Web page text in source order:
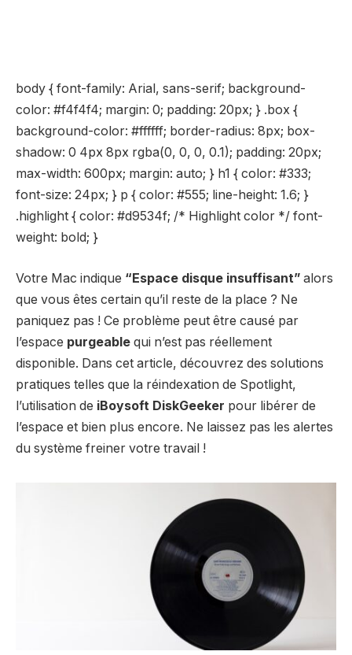
body { font-family: Arial, sans-serif; background-
color: #f4f4f4; margin: 0; padding: 20px; } .box {
background-color: #ffffff; border-radius: 8px; box-
shadow: 0 4px 8px rgba(0, 0, 0, 0.1); padding: 20px;
max-width: 600px; margin: auto; } h1 { color: #333;
font-size: 24px; } p { color: #555; line-height: 1.6; }
.highlight { color: #d9534f; /* Highlight color */ font-
weight: bold; }
Votre Mac indique “Espace disque insuffisant” alors
que vous êtes certain qu’il reste de la place ? Ne
paniquez pas ! Ce problème peut être causé par
l’espace purgeable qui n’est pas réellement
disponible. Dans cet article, découvrez des solutions
pratiques telles que la réindexation de Spotlight,
l’utilisation de iBoysoft DiskGeeker pour libérer de
l’espace et bien plus encore. Ne laissez pas les alertes
du système freiner votre travail !